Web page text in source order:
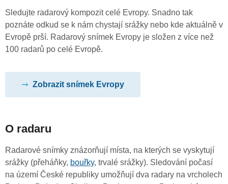
Sledujte radarový kompozit celé Evropy. Snadno tak
poznáte odkud se k nám chystají srážky nebo kde aktuálně v
Evropě prší. Radarový snímek Evropy je složen z více než
100 radarů po celé Evropě.
Zobrazit snímek Evropy
O radaru
Radarové snímky znázorňují místa, na kterých se vyskytují
srážky (přeháňky, bouřky, trvalé srážky). Sledování počasí
na území České republiky umožňují dva radary na vrcholech